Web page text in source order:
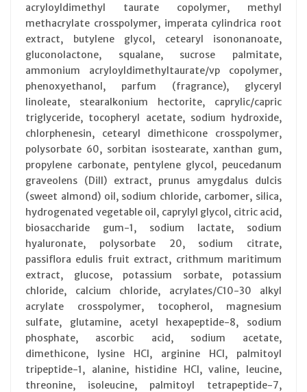
acryloyldimethyl taurate copolymer, methyl
methacrylate crosspolymer, imperata cylindrica root
extract, butylene glycol, cetearyl isononanoate,
gluconolactone, squalane, sucrose palmitate,
ammonium acryloyldimethyltaurate/vp copolymer,
phenoxyethanol, parfum (fragrance), glyceryl
linoleate, stearalkonium hectorite, caprylic/capric
triglyceride, tocopheryl acetate, sodium hydroxide,
chlorphenesin, cetearyl dimethicone crosspolymer,
polysorbate 60, sorbitan isostearate, xanthan gum,
propylene carbonate, pentylene glycol, peucedanum
graveolens (Dill) extract, prunus amygdalus dulcis
(sweet almond) oil, sodium chloride, carbomer, silica,
hydrogenated vegetable oil, caprylyl glycol, citric acid,
biosaccharide gum-1, sodium lactate, sodium
hyaluronate, polysorbate 20, sodium citrate,
passiflora edulis fruit extract, crithmum maritimum
extract, glucose, potassium sorbate, potassium
chloride, calcium chloride, acrylates/C10-30 alkyl
acrylate crosspolymer, tocopherol, magnesium
sulfate, glutamine, acetyl hexapeptide-8, sodium
phosphate, ascorbic acid, sodium acetate,
dimethicone, lysine HCl, arginine HCl, palmitoyl
tripeptide-1, alanine, histidine HCl, valine, leucine,
threonine, isoleucine, palmitoyl tetrapeptide-7,